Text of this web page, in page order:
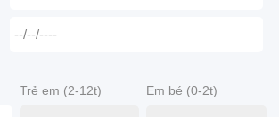
--/--/----
Trẻ em (2-12t) Em bé (0-2t)